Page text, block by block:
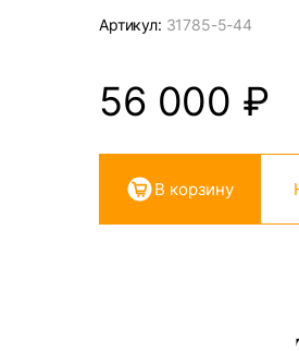
Артикул: 31785-5-44
56 000 ₽
В корзину